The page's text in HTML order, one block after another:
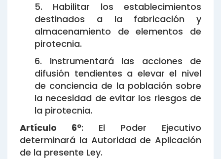
5. Habilitar los establecimientos
destinados a la fabricación y
almacenamiento de elementos de
pirotecnia.
6. Instrumentará las acciones de
difusión tendientes a elevar el nivel
de conciencia de la población sobre
la necesidad de evitar los riesgos de
la pirotecnia.
Artículo 6º: El Poder Ejecutivo
determinará la Autoridad de Aplicación
de la presente Ley.